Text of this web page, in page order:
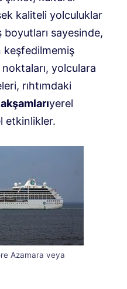
kaliteli yolculuklar
boyutları sayesinde,
keşfedilmemiş
yolculara
rıhtımdaki
yerel
etkinlikler.
Azamara veya